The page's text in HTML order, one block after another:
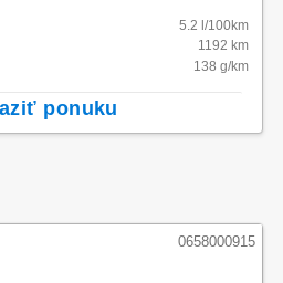
5.2 l/100km
1192 km
138 g/km
ponuku
0658000915